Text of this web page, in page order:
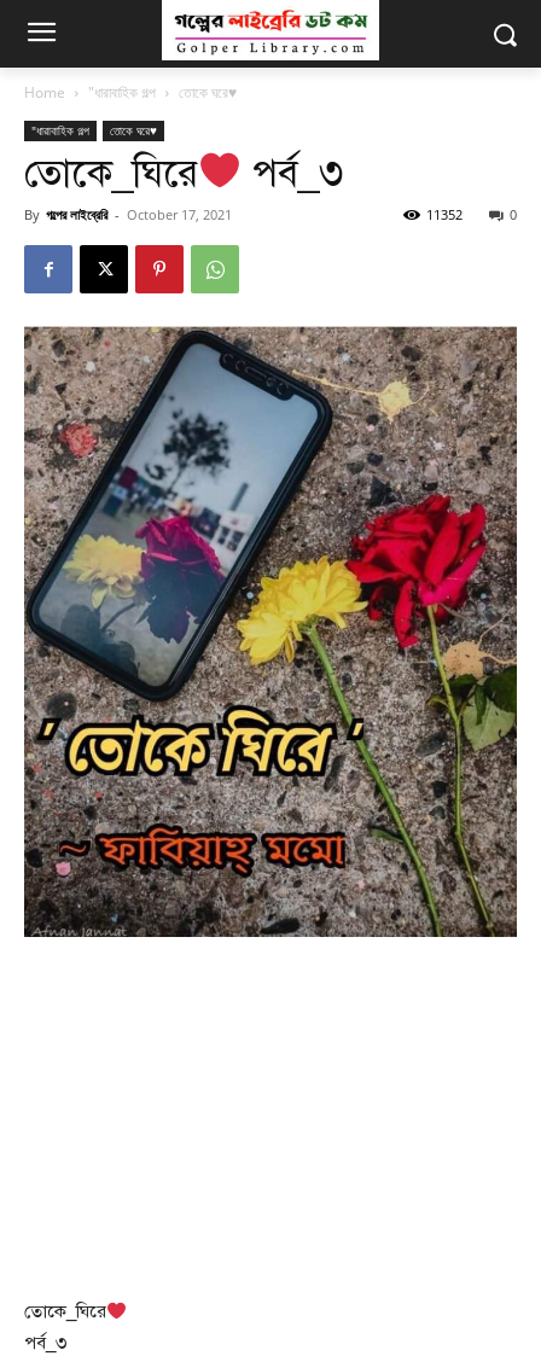
Home "ধারাবাহিক গল্প তোকে ঘরে♥
"ধারাবাহিক গল্প তোকে ঘরে♥
তোকে_ঘিরে পর্ব_৩
By গল্পের লাইব্রেরি - October 17, 2021 0
11352
তোকে_ঘিরে
পর্ব_৩